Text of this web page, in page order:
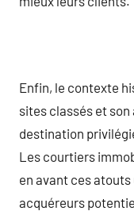
Enfin, le contexte
sites classés et
destination
Les courtiers
en avant ces
acquéreurs